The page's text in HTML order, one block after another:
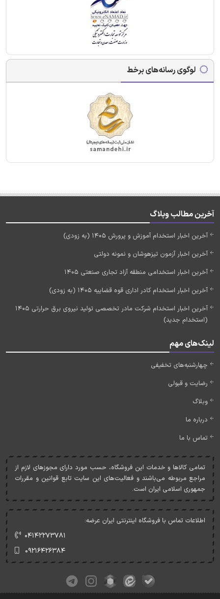
لوگوی رسانه‌های برخط
آخرین مطالب وبلاگ
آخرین اخبار استخدام آموزش و پرورش 1405 (به زودی)
آخرین اخبار آزمون تیزهوشان و نمونه دولتی
آخرین اخبار استخدامی منطقه آزاد تجاری صنعتی 1405
آخرین اخبار استخدام کادر اداری قوه قضاییه 1405 (به زودی)
آخرین اخبار استخدام شرکت مادر تخصصی تولید نیروی برق حرارتی 1405
(استخدام جدید)
لینک‌های مهم
چهارشنبه‌های تخفیفی
رضایت و قبولی
وبلاگ
درباره ما
تماس با ما
تمامی کالاها و خدمات اين فروشگاه، حسب مورد دارای مجوزهای لازم از
مراجع مربوطه می‌باشند و فعاليت‌های اين سايت تابع قوانين و مقررات
جمهوری اسلامی ايران است.
اطلاعات تماس با فروشگاه اینترنتی ایران عرضه:
۰۴۱۴۲۲۷۳۷۸۱
۰۹۲۱۶۴۲۶۳۸۴